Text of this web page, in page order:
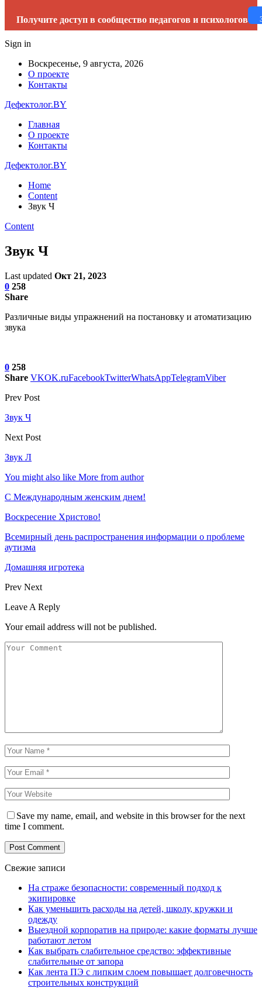
Получите доступ в сообщество педагогов и психологов
Sign in
Воскресенье, 9 августа, 2026
О проекте
Контакты
Дефектолог.BY
Главная
О проекте
Контакты
Дефектолог.BY
Home
Content
Звук Ч
Content
Звук Ч
Last updated Окт 21, 2023
0 258
Share
Различные виды упражнений на постановку и атоматизацию
звука
0 258
Share VKOK.ruFacebookTwitterWhatsAppTelegramViber
Prev Post
Звук Ч
Next Post
Звук Л
You might also like More from author
С Международным женским днем!
Воскресение Xристово!
Всемирный день распространения информации о проблеме
аутизма
Домашняя игротека
Prev Next
Leave A Reply
Your email address will not be published.
Save my name, email, and website in this browser for the next
time I comment.
Свежие записи
На страже безопасности: современный подход к
экипировке
Как уменьшить расходы на детей, школу, кружки и
одежду
Выездной корпоратив на природе: какие форматы лучше
работают летом
Как выбрать слабительное средство: эффективные
слабительные от запора
Как лента ПЭ с липким слоем повышает долговечность
строительных конструкций